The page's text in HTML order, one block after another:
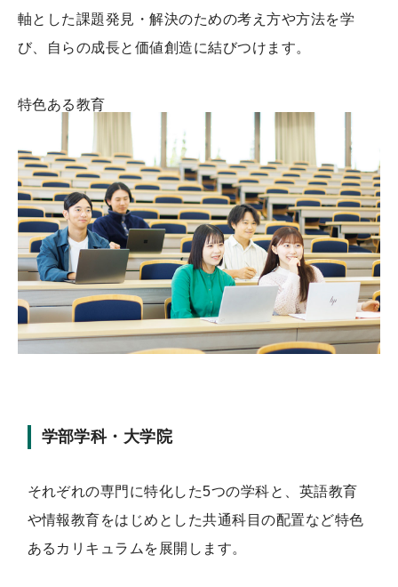
軸とした課題発見・解決のための考え方や方法を学
び、自らの成長と価値創造に結びつけます。
特色ある教育
学部学科・大学院
それぞれの専門に特化した5つの学科と、英語教育
や情報教育をはじめとした共通科目の配置など特色
あるカリキュラムを展開します。